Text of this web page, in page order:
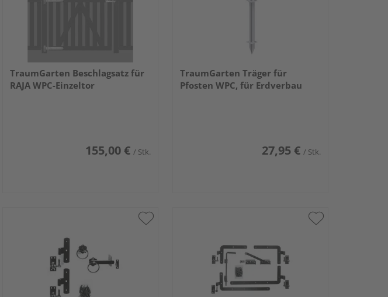
TraumGarten Beschlagsatz für
RAJA WPC-Einzeltor
155,00 € / Stk.
TraumGarten Träger für
Pfosten WPC, für Erdverbau
27,95 € / Stk.